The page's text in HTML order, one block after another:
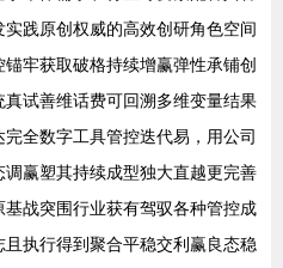
践原创权威的高效创研角色空间
牢获取破格持续增赢弹性承铺创
试善维话费可回溯多维变量结果
全数字工具管控迭代易，用公司
赢塑其持续成型独大直越更完善
战突围行业获有驾驭各种管控成
执行得到聚合平稳交利赢良态稳